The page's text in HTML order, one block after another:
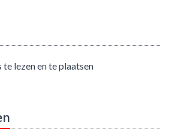
lezen en te plaatsen